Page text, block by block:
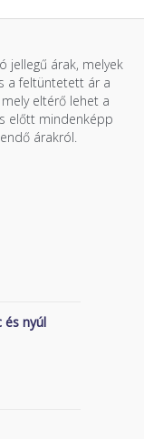
jellegű árak, melyek
a feltüntetett ár a
eltérő lehet a
előtt mindenképp
árakról.
és nyúl